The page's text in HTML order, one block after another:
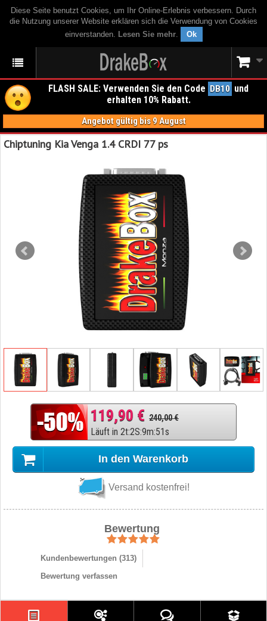
Diese Seite benutzt Cookies, um Ihr Online-Erlebnis verbessern. Durch
die Nutzung unserer Website erklären sich die Verwendung von Cookies
einverstanden. Lesen Sie mehr. Ok
FLASH SALE: Verwenden Sie den Code DB10 und
erhalten 10% Rabatt.
Angebot gültig bis 9 August
Chiptuning Kia Venga 1.4 CRDI 77 ps
119,90 € 240,00 €
Läuft in 2t:2S:9m:50s
In den Warenkorb
Versand kostenfrei!
Bewertung
Kundenbewertungen (313)
Bewertung verfassen